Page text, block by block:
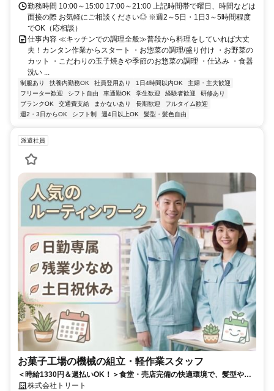
勤務時間 10:00～15:00 17:00～21:00 上記時間帯で曜日、時間などは
面接の際 お気軽にご相談ください◎ ※週2～5日・1日3～5時間程度
でOK（応相談）
仕事内容 ≪キッチンでの調理全般≫普段から料理をしていれば大丈
夫！カンタン作業からスタート ・お惣菜の調理/盛り付け ・お野菜の
カット ・こだわりの玉子焼きや季節のお惣菜の調理 ・仕込み ・食器
洗い ...
制服あり 扶養内勤務OK 社員登用あり 1日4時間以内OK
主婦・主夫歓迎
フリーター歓迎
シフト自由 車通勤OK 学生歓迎 経験者歓迎
研修あり
ブランクOK
交通費支給 まかないあり 長期歓迎
フルタイム歓迎
週2・3日からOK
シフト制 週4日以上OK 髪型・髪色自由
派遣社員
お菓子工場の機械の組立・軽作業スタッフ
＜時給1330円＆週払いOK！＞食堂・売店完備の快適環境で、髪型やネ
イルも自由に楽しみながら働けます♪
株式会社トリート